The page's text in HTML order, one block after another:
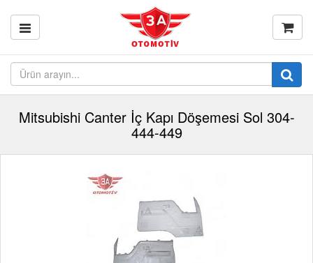
Mitsubishi Canter İç Kapı Döşemesi Sol 304-
444-449